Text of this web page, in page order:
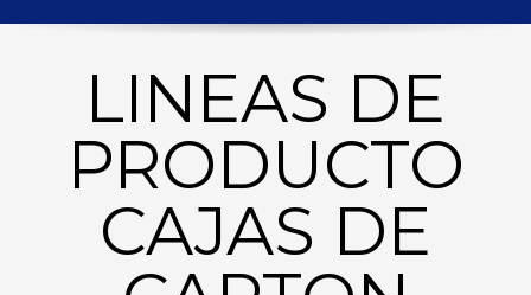
LINEAS DE
PRODUCTO
CAJAS DE